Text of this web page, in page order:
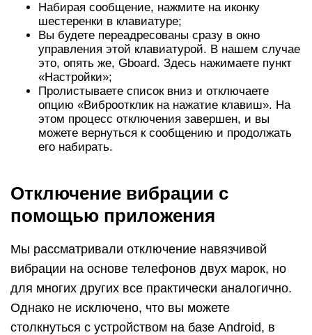
Набирая сообщение, нажмите на иконку
шестеренки в клавиатуре;
Вы будете переадресованы сразу в окно
управления этой клавиатурой. В нашем случае
это, опять же, Gboard. Здесь нажимаете пункт
«Настройки»;
Пролистываете список вниз и отключаете
опцию «Виброотклик на нажатие клавиш». На
этом процесс отключения завершен, и вы
можете вернуться к сообщению и продолжать
его набирать.
Отключение вибрации с
помощью приложения
Мы рассматривали отключение навязчивой
вибрации на основе телефонов двух марок, но
для многих других все практически аналогично.
Однако не исключено, что вы можете
столкнуться с устройством на базе Android, в